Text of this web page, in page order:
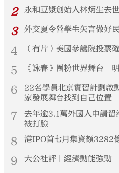
2 永和豆漿創始人林炳生去
3 外交夏令營學生矢言做好
4 （有片）美國參議院投票
5 《詠春》圈粉世界舞台
6
22名學員北京實習計劃啟
家發展舞台找到自己位置
7
去年逾3.1萬外國人申請
被打臉
8 港IPO首七月集資額
9 大公社評｜經濟動能強勁